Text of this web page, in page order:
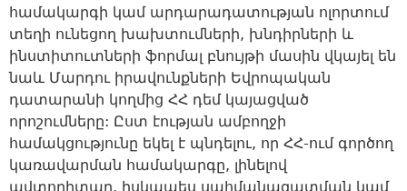
համակարգի կամ արդարադատության ոլորտում
տեղի ունեցող խախտումների, խնդիրների և
ինստիտուտների ֆորմալ բնույթի մասին վկայել են
նաև Մարդու իրավունքների Եվրոպական
դատարանի կողմից ՀՀ դեմ կայացված
որոշումները: Ըստ էության ամբողջի
համակցությունը եկել է պնդելու, որ ՀՀ-ում գործող
կառավարման համակարգը, լինելով
ավտորիտար, իսկապես սահմանազատման կամ